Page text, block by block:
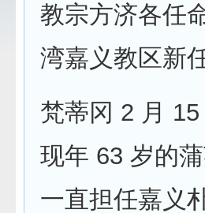
教宗方济各任
湾嘉义教区新
梵蒂冈 2 月
现年 63 岁的
一直担任嘉义